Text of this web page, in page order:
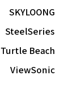
SKYLOONG
SteelSeries
Turtle Beach
ViewSonic